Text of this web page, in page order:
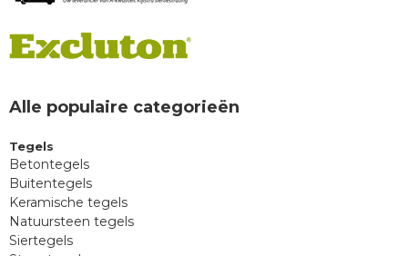
Alle populaire categorieën
Tegels
Betontegels
Buitentegels
Keramische tegels
Natuursteen tegels
Siertegels